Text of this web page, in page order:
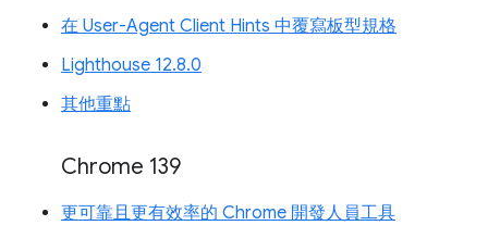
在 User-Agent Client Hints 中覆寫板型規格
Lighthouse 12.8.0
其他重點
Chrome 139
更可靠且更有效率的 Chrome 開發人員工具